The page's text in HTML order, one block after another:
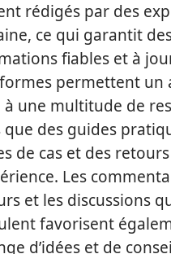
rédigés par des
ce qui garantit
fiables et à
permettent un
à une multitude de
que des guides
de cas et des retours
Les
et les discussions
favorisent
d’idées et de